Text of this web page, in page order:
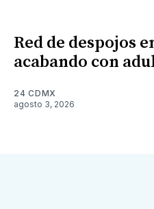
Red de despojos
acabando con
24 CDMX
agosto 3, 2026